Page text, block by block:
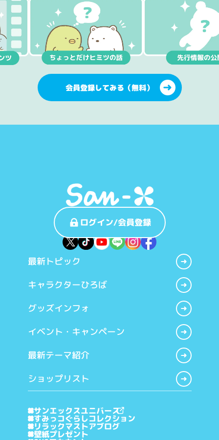
会員登録してみる（無料）
ログイン/会員登録
最新トピック
キャラクターひろば
グッズインフォ
イベント・キャンペーン
最新テーマ紹介
ショップリスト
サンエックスユニバース
すみっコぐらしコレクション
リラックマストアブログ
壁紙プレゼント